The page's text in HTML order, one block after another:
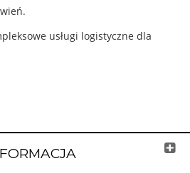
usługi logistyczne dla